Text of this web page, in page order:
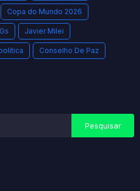
Copa do Mundo 2026
Javier Milei
Conselho De Paz